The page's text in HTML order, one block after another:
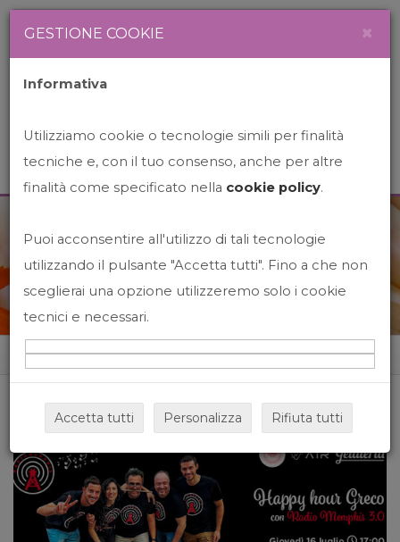
News&Events
Home News&events
GESTIONE COOKIE ×
Informativa
Utilizziamo cookie o tecnologie simili per finalità
tecniche e, con il tuo consenso, anche per altre
finalità come specificato nella cookie policy.
Puoi acconsentire all'utilizzo di tali tecnologie
utilizzando il pulsante "Accetta tutti". Fino a che non
sceglierai una opzione utilizzeremo solo i cookie
tecnici e necessari.
Accetta tutti Personalizza Rifiuta tutti